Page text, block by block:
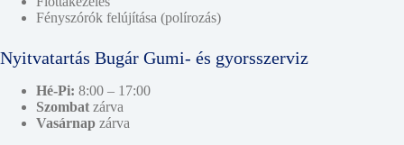
Fényszórók felújítása (polírozás)
Nyitvatartás Bugár Gumi- és gyorsszerviz
Hé-Pi: 8:00 – 17:00
Szombat zárva
Vasárnap zárva